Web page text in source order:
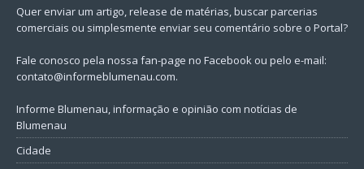
Quer enviar um artigo, release de matérias, buscar parcerias
comerciais ou simplesmente enviar seu comentário sobre o Portal?
Fale conosco pela nossa fan-page no Facebook ou pelo e-mail:
contato@informeblumenau.com.
Informe Blumenau, informação e opinião com notícias de
Blumenau
Cidade